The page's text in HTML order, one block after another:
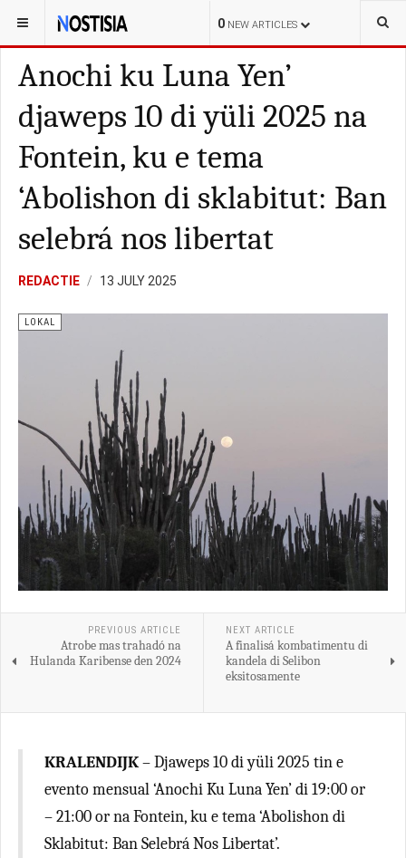
0 NEW ARTICLES
YOU ARE HERE: BONAIRE LOKAL
Anochi ku Luna Yen’
djaweps 10 di yüli 2025 na
Fontein, ku e tema
‘Abolishon di sklabitut: Ban
selebrá nos libertat
REDACTIE 13 JULY 2025
LOKAL
PREVIOUS ARTICLE
Atrobe mas trahadó na
Hulanda Karibense den 2024
NEXT ARTICLE
A finalisá kombatimentu di
kandela di Selibon
eksitosamente
KRALENDIJK– Djaweps 10 di yüli 2025 tin e
evento mensual ‘Anochi Ku Luna Yen’ di 19:00 or
– 21:00 or na Fontein, ku e tema ‘Abolishon di
Sklabitut: Ban Selebrá Nos Libertat’.